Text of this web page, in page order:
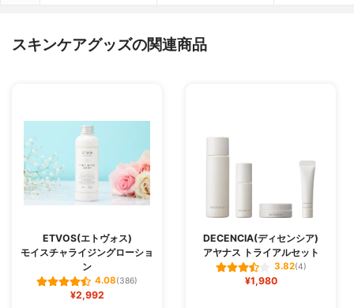
スキンケアグッズの関連商品
ETVOS(エトヴォス)
モイスチャライジングローショ
ン
4.08(386)
¥2,992
DECENCIA(ディセンシア)
アヤナス トライアルセット
3.82(4)
¥1,980